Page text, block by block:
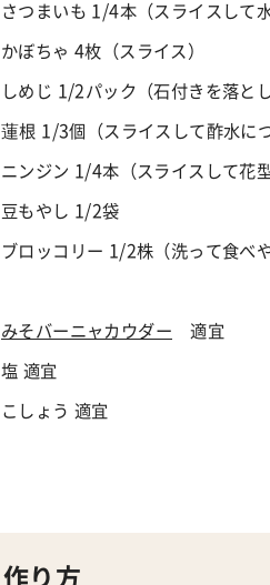
さつまいも 1/4本（スライスして
かぼちゃ 4枚（スライス）
しめじ 1 /2パック（石付きを落と
蓮根 1 /3個（スライスして酢水に
ニンジン 1 /4本（スライスして花
豆もやし 1 /2袋
ブロッコリー 1/2株（洗って食べ
みそバーニャカウダー 適宜
塩 適宜
こしょう 適宜
作り方